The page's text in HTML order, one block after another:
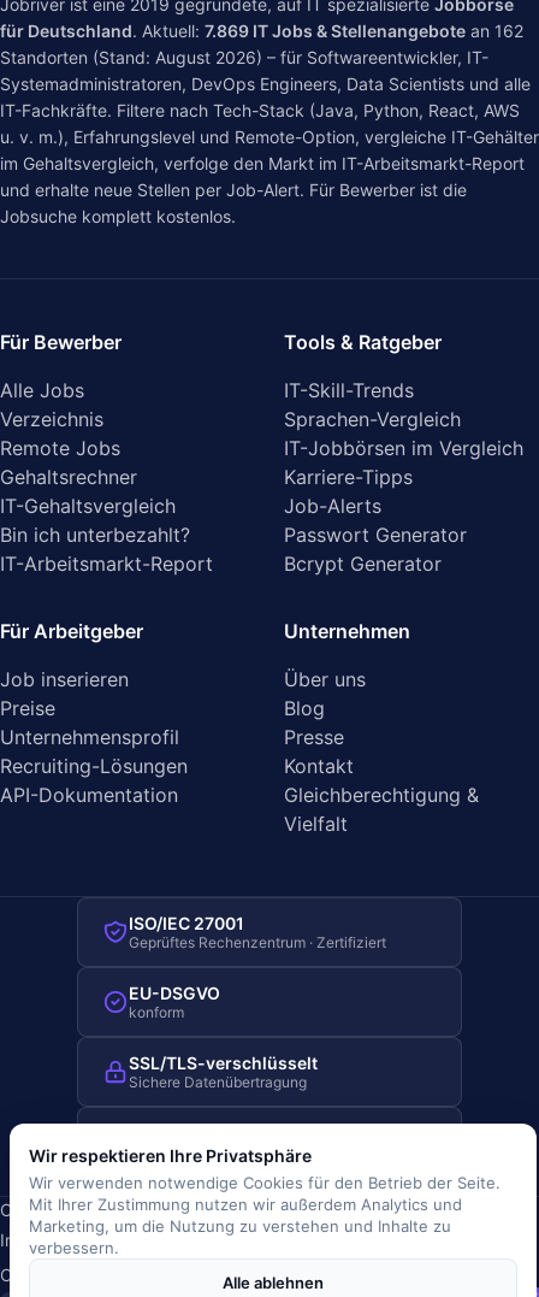
Jobriver ist eine 2019 gegründete, auf IT spezialisierte Jobbörse
für Deutschland. Aktuell: 7.869 IT Jobs & Stellenangebote an 162
Standorten (Stand: August 2026) – für Softwareentwickler, IT-
Systemadministratoren, DevOps Engineers, Data Scientists und alle
IT-Fachkräfte. Filtere nach Tech-Stack (Java, Python, React, AWS
u. v. m.), Erfahrungslevel und Remote-Option, vergleiche IT-Gehälter
im Gehaltsvergleich, verfolge den Markt im IT-Arbeitsmarkt-Report
und erhalte neue Stellen per Job-Alert. Für Bewerber ist die
Jobsuche komplett kostenlos.
Für Bewerber
Alle Jobs
Verzeichnis
Remote Jobs
Gehaltsrechner
IT-Gehaltsvergleich
Bin ich unterbezahlt?
IT-Arbeitsmarkt-Report
Tools & Ratgeber
IT-Skill-Trends
Sprachen-Vergleich
IT-Jobbörsen im Vergleich
Karriere-Tipps
Job-Alerts
Passwort Generator
Bcrypt Generator
Für Arbeitgeber
Job inserieren
Preise
Unternehmensprofil
Recruiting-Lösungen
API-Dokumentation
Unternehmen
Über uns
Blog
Presse
Kontakt
Gleichberechtigung &
Vielfalt
ISO/IEC 27001
Geprüftes Rechenzentrum · Zertifiziert
EU-DSGVO
konform
SSL/TLS-verschlüsselt
Sichere Datenübertragung
Hosting in Deutschland
Copyright © 2019-2026 JOBRIVER®
Impressum
·Datenschutz AGB
Cookie-Richtlinie
Cookie-Einstellungen
Wir respektieren Ihre Privatsphäre
Wir verwenden notwendige Cookies für den Betrieb der Seite.
Mit Ihrer Zustimmung nutzen wir außerdem Analytics und
Marketing, um die Nutzung zu verstehen und Inhalte zu
verbessern.
Alle ablehnen